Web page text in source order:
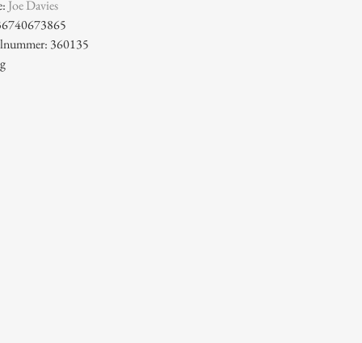
Joe Davies
360135